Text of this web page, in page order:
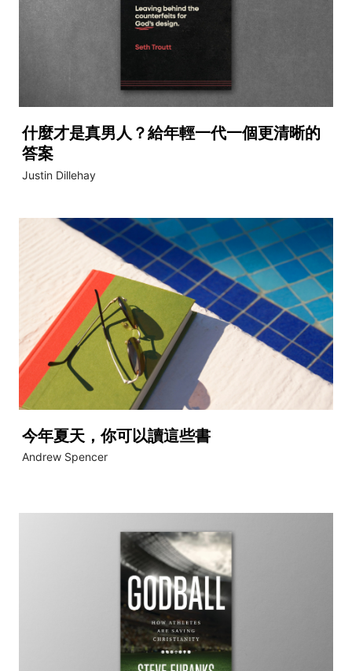
什麼才是真男人？給年輕一代一個更清晰的
答案
Justin Dillehay
今年夏天，你可以讀這些書
Andrew Spencer